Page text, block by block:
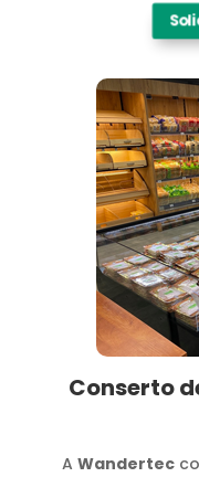
Conserto
AWandertec